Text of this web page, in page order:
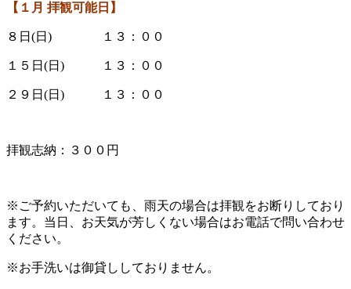
【１ 月 拝観可能日】
８日(日) １３：００
１５日(日) １３：００
２９日(日) １３：００
拝観志納：３００円
※ご予約いただいても、雨天の場合は拝観をお断りしており
ます。当日、お天気が芳しくない場合はお電話で問い合わせ
ください。
※お手洗いは御貸ししておりません。